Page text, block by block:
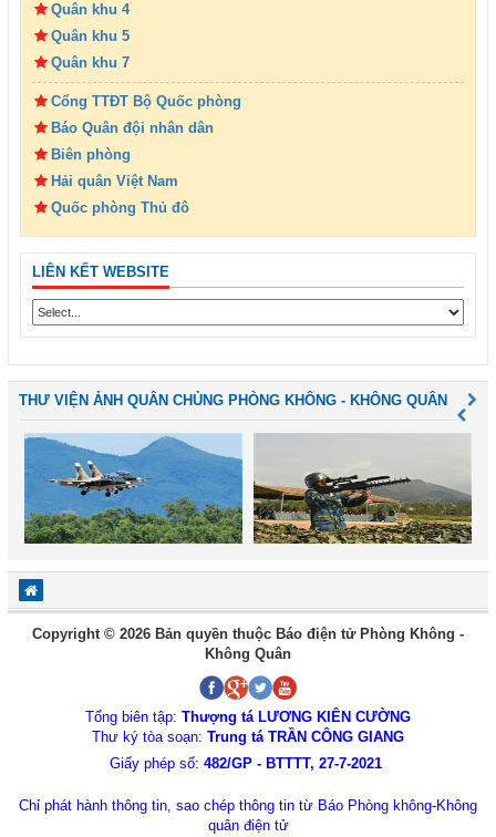
Quân khu 4
Quân khu 5
Quân khu 7
Cổng TTĐT Bộ Quốc phòng
Báo Quân đội nhân dân
Biên phòng
Hải quân Việt Nam
Quốc phòng Thủ đô
LIÊN KẾT WEBSITE
THƯ VIỆN ẢNH QUÂN CHỦNG PHÒNG KHÔNG - KHÔNG QUÂN
Copyright © 2026 Bản quyền thuộc Báo điện tử Phòng Không -
Không Quân
Tổng biên tập: Thượng tá LƯƠNG KIÊN CƯỜNG
Thư ký tòa soạn: Trung tá TRẦN CÔNG GIANG
Giấy phép số: 482/GP - BTTTT, 27-7-2021
Chỉ phát hành thông tin, sao chép thông tin từ Báo Phòng không-Không
quân điện tử